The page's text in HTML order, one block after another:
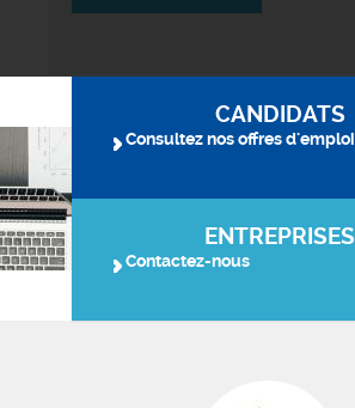
CANDIDATS
Consultez nos offres d'emploi
ENTREPRISES
Contactez-nous